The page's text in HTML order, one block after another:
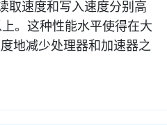
取速度和写入速度分别高
。这种性能水平使得在大
地减少处理器和加速器之